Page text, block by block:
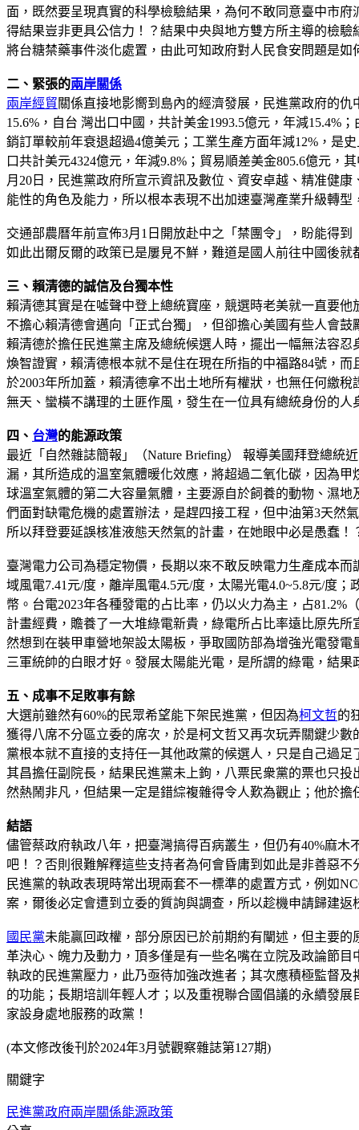
面，既然要呈現真實的科學檢驗結果，為何不敢同意臺中市
得結果豈非更具公信力！？結果中央與地方雙方所主導的檢
將台糖禁藥事件淡化處置，由此可知政府對人民食安問題是
二、緊張的兩岸關係
兩岸經貿關係直接地影嚮到島內的經濟發展，民進黨政府的
15.6%，自台 灣出口中國，共計美金1993.5億元，年減15.4%
銷訂單較前年衰退超過4億美元；工業生產方面年減12%，是
口共計美元4324億元，年減9.8%；貿易順差美金805.6億元
月20日，民進黨政府所宣示資訊及數位、資安卓越、精准健
能性的角色及能力，所以根本表現不出加速臺灣產業升級轉
交通部農曆年前宣佈3月1日開放赴中之「禁團令」，盼能得
如此出爾反爾的政策已是屢見不鮮，難道是國人前往中國後
三、賴清德的誠信及台獨本性
賴清德其實是在噓聲中登上總統寶座，競選時老美就一直要他
不擔心賴清德會邁向「正式台獨」，但卻擔心美國有些人會
賴清德於擔任民進黨主席及總統候選人時，擺出一幅無法容
煥智證實，賴清德根本就不是住在現在所指的中福路84號，
於2003年所加蓋，賴清德拿不出土地所有權狀，也無任何繳
無天、蠻橫不講理的土匪作風，發生在一位具有總統身份的
四、 台灣的能源政策
最近「自然雜誌簡報」（Nature Briefing） 報導美國拜登總
漏，其所造成的溫室氣體暖化效應，將超過二氧化碳，因為
球溫室氣體的第二大容量氣體，主要源自於飼養的動物、濕
們面對缺電危機的處置辦法，是趕四接工程，但中油第3天然
所以拜登要延誤核准液態天然氣的計畫，在她眼中必是愚蠢
臺灣電力公司為穩定物價，長期以來不敢反映電力生產成本
域風電7.41元/度，離岸風電4.5元/度，太陽光電4.0~5.8元/度
幣。台電2023年各種發電的占比率，仍以火力為主，占81.2%
計畫經費，贍養了一大堆綠電新貴，綠電所占比率遠比原先
然想到在裝甲車營地架設太陽板，爭取國防部為增強光電發
三軍統帥的白眼才好。發展太陽能光電，是所謂的綠電，結
五、成事不足敗事有餘
大選前雖然有60%的民眾希望能下架民進黨，但因為柯文哲的
獲得八席不分區立委的席次，於是柯文哲又再次玩弄關鍵少
黨根本就不直接的支持任一其他政黨的候選人，只是自己過
其昌擔任副院長，結果民進黨未上鉤，八票民衆黨的票也只
然熱鬧非凡，但結果一定是錯綜複雜得令人歎為觀止；他於
結語
儘管蔡政府執政八年，把臺灣搞得百病叢生，但仍有40%麻
吧！？否則很難解釋這些支持者為何會昏庸到如此是非善惡
民進黨的執政表現時常出現兩套不一標準的處置方式，例如
案，爾後必定會遭到立委的質詢與調查，所以趁機申請歸建返
國民黨未能贏回政權，部分原因已於前期約有闡述，但主要
革決心、魄力及動力，頂多僅是有一些名嘴在立院及政論節
執政的民進黨壓力，此乃亟待加強改進者；其次應積極監督
的功能；長期培訓年輕人才；以及重視聯合國倡議的永續發
家設身處地服務的政黨！
(本文修改後刊於2024年3月號觀察雜誌第127期)
關鍵字
民進黨政府兩岸關係能源政策